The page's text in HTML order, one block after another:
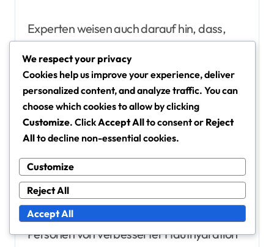
Experten weisen auch darauf hin, dass,
Vorteile maximiert werden können, wenn
sie über einen längeren Zeitraum hinweg
konsequent verwendet wird, anstatt als
einmalige Behandlung.
Nutzererfahrungen und
Fallstudien
Nutzererfahrungen mit Hyaluronsäure
zeigen positive Ergebnisse, wobei viele
Personen von verbesserter Hauthydration
We respect your privacy
Cookies help us improve your experience, deliver
personalized content, and analyze traffic. You can
choose which cookies to allow by clicking
Customize. ClickAccept Allto consent or Reject
Allto decline non-essential cookies.
Customize
Reject All
Accept All